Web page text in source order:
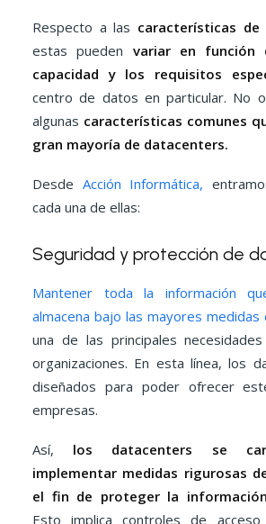
Respecto a las características
estas pueden variar en función
capacidad y los requisitos
centro de datos en particular. No
algunas características comunes
gran mayoría de datacenters.
Desde Acción Informática,
cada una de ellas:
Seguridad y protección de
Mantener toda la información
almacena bajo las mayores medidas
una de las principales
organizaciones. En esta línea, los
diseñados para poder ofrecer
empresas.
Así, los datacenters se
implementar medidas rigurosas
el fin de proteger la
Esto implica controles de